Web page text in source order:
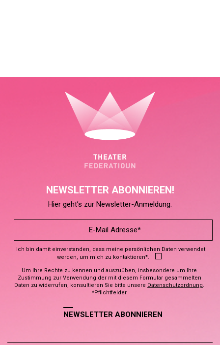
NEWSLETTER ABONNIEREN!
Hier geht’s zur Newsletter-Anmeldung.
Ich bin damit einverstanden, dass meine persönlichen Daten verwendet
werden, um mich zu kontaktieren*.
Um Ihre Rechte zu kennen und auszuüben, insbesondere um Ihre
Zustimmung zur Verwendung der mit diesem Formular gesammelten
Daten zu widerrufen, konsultieren Sie bitte unsere Datenschutzordnung.
*Pflichtfelder
NEWSLETTER ABONNIEREN